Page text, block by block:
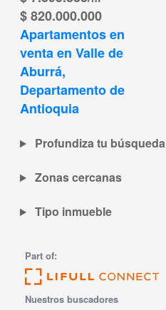
$ 820.000.000
Apartamentos en
venta en Valle de
Aburrá,
Departamento de
Antioquia
Profundiza tu búsqueda
Zonas cercanas
Tipo inmueble
Part of:
Nuestros buscadores